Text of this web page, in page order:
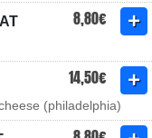
8,80€
14,50€
(philadelphia)